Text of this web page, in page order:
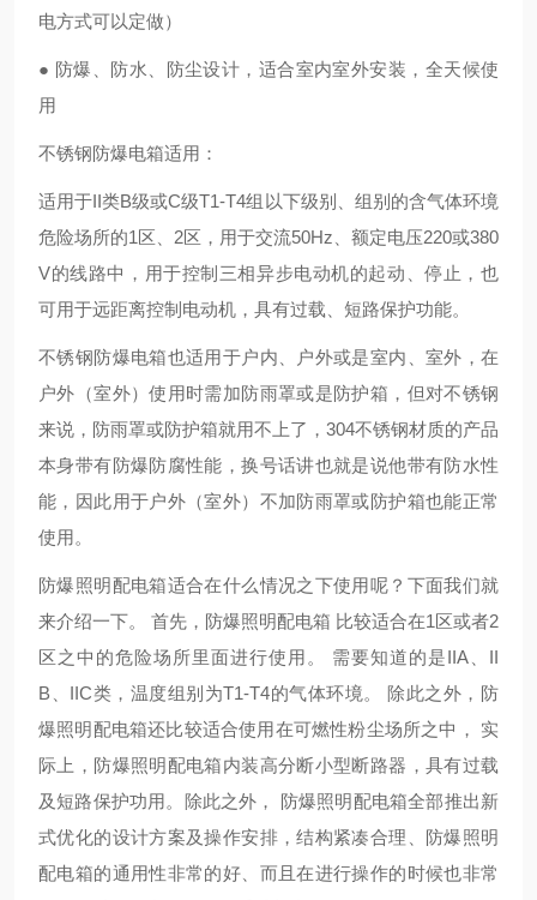
电方式可以定做）
● 防爆、防水、防尘设计，适合室内室外安装，全天候使
用
不锈钢防爆电箱适用：
适用于II类B级或C级T1-T4组以下级别、组别的含气体环境
危险场所的1区、2区，用于交流50Hz、额定电压220或380
V的线路中，用于控制三相异步电动机的起动、停止，也
可用于远距离控制电动机，具有过载、短路保护功能。
不锈钢防爆电箱也适用于户内、户外或是室内、室外，在
户外（室外）使用时需加防雨罩或是防护箱，但对不锈钢
来说，防雨罩或防护箱就用不上了，304不锈钢材质的产品
本身带有防爆防腐性能，换号话讲也就是说他带有防水性
能，因此用于户外（室外）不加防雨罩或防护箱也能正常
使用。
防爆照明配电箱适合在什么情况之下使用呢？下面我们就
来介绍一下。 首先，防爆照明配电箱 比较适合在1区或者2
区之中的危险场所里面进行使用。 需要知道的是IIA、II
B、IIC类，温度组别为T1-T4的气体环境。 除此之外，防
爆照明配电箱还比较适合使用在可燃性粉尘场所之中， 实
际上，防爆照明配电箱内装高分断小型断路器，具有过载
及短路保护功用。除此之外， 防爆照明配电箱全部推出新
式优化的设计方案及操作安排，结构紧凑合理、防爆照明
配电箱的通用性非常的好、而且在进行操作的时候也非常